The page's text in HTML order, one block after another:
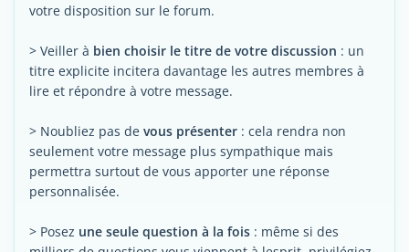
votre disposition sur le forum.
> Veiller à bien choisir le titre de votre discussion : un
titre explicite incitera davantage les autres membres à
lire et répondre à votre message.
> Noubliez pas de vous présenter : cela rendra non
seulement votre message plus sympathique mais
permettra surtout de vous apporter une réponse
personnalisée.
> Posez une seule question à la fois : même si des